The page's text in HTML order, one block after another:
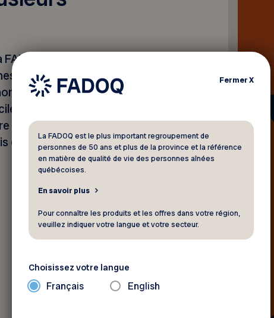
Yves Bouchard, a
aînées, particulièrement
de Postes Canada de
du courrier. Il a également
consultée pour le
en place.
Retour aux actualités
FermerX
La FADOQ est le plus important regroupement de
personnes de 50 ans et plus de la province et la référence
en matière de qualité de vie des personnes aînées
québécoises.
En savoir plus
Pour connaître les produits et les offres dans votre région,
veuillez indiquer votre langue et votre secteur.
Choisissez votre langue
Français English